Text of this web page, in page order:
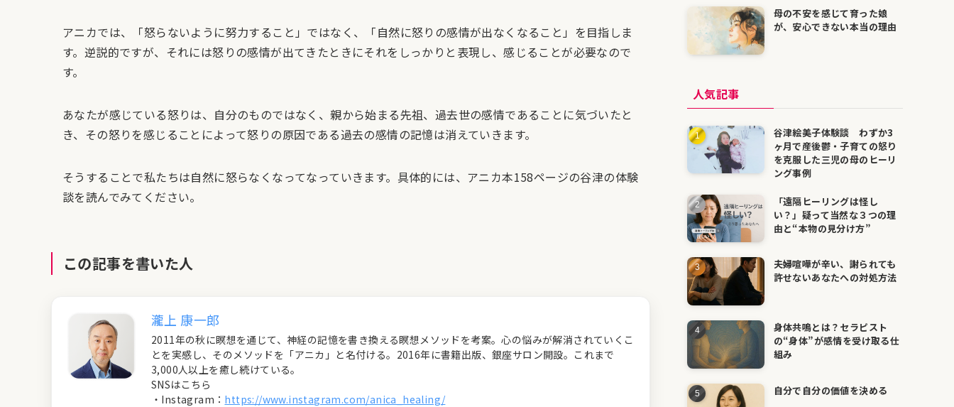
アニカでは、「怒らないように努力すること」ではなく、「自然に怒りの感情が出なくなること」を目指しま
す。逆説的ですが、それには怒りの感情が出てきたときにそれをしっかりと表現し、感じることが必要なので
す。
あなたが感じている怒りは、自分のものではなく、親から始まる先祖、過去世の感情であることに気づいたと
き、その怒りを感じることによって怒りの原因である過去の感情の記憶は消えていきます。
そうすることで私たちは自然に怒らなくなってなっていきます。具体的には、アニカ本158ページの谷津の体験
談を読んでみてください。
この記事を書いた人
瀧上 康一郎
2011年の秋に瞑想を通じて、神経の記憶を書き換える瞑想メソッドを考案。心の悩みが解消されていくこ
とを実感し、そのメソッドを「アニカ」と名付ける。2016年に書籍出版、銀座サロン開設。これまで
3,000人以上を癒し続けている。
SNSはこちら
・Instagram： https://www.instagram.com/anica_healing/
母の不安を感じて育った娘
が、安心できない本当の理由
人気記事
谷津絵美子体験談 わずか3
ヶ月で産後鬱・子育ての怒り
を克服した三児の母のヒーリ
ング事例
「遠隔ヒーリングは怪し
い？」疑って当然な３つの理
由と“本物の見分け方”
夫婦喧嘩が辛い、謝られても
許せないあなたへの対処方法
身体共鳴とは？セラピスト
の“身体”が感情を受け取る仕
組み
自分で自分の価値を決める